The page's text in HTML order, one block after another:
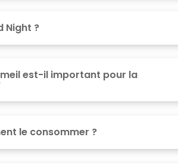
Night ?
est-il important pour la
le consommer ?